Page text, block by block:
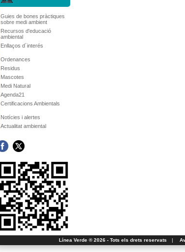
Guies de bones pràctiques
sobre medi ambient
Recursos d'educació
ambiental
Enllaços d´interés
Ordenances
Residus
Mascotes
Medi Natural
Agenda21
Certificacions Ambientals
Notícies i alertes
Actualitat ambiental
Línea Verde ® 2026 - Tots els drets reservats |